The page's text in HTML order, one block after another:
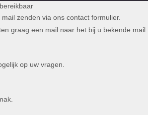
zenden via ons contact formulier.
graag een mail naar het bij u bekende mail
op uw vragen.